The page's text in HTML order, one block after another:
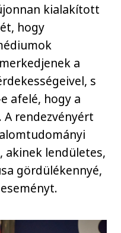
kialakított
hogy
a
s
afelé, hogy a
A rendezvényért
lendületes,
gördülékennyé,